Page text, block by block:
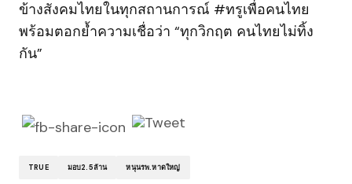
ข้างสังคมไทยในทุกสถานการณ์ #ทรูเพื่อคนไทย
พร้อมตอกย้ำความเชื่อว่า “ทุกวิกฤต คนไทยไม่ทิ้ง
กัน”
TRUE มอบ2.5ล้าน หนุนรพ.หาดใหญ่